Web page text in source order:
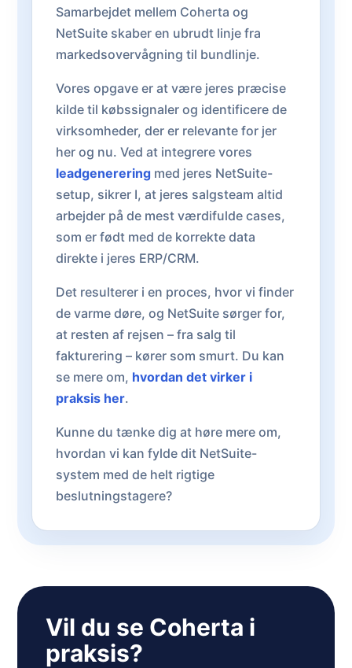
Samarbejdet mellem Coherta og
NetSuite skaber en ubrudt linje fra
markedsovervågning til bundlinje.
Vores opgave er at være jeres præcise
kilde til købssignaler og identificere de
virksomheder, der er relevante for jer
her og nu. Ved at integrere vores
leadgenerering med jeres NetSuite-
setup, sikrer I, at jeres salgsteam altid
arbejder på de mest værdifulde cases,
som er født med de korrekte data
direkte i jeres ERP/CRM.
Det resulterer i en proces, hvor vi finder
de varme døre, og NetSuite sørger for,
at resten af rejsen – fra salg til
fakturering – kører som smurt. Du kan
se mere om, hvordan det virker i
praksis her.
Kunne du tænke dig at høre mere om,
hvordan vi kan fylde dit NetSuite-
system med de helt rigtige
beslutningstagere?
Vil du se Coherta i
praksis?